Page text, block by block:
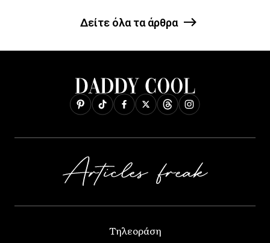
Δείτε όλα τα άρθρα
Τηλεοράση